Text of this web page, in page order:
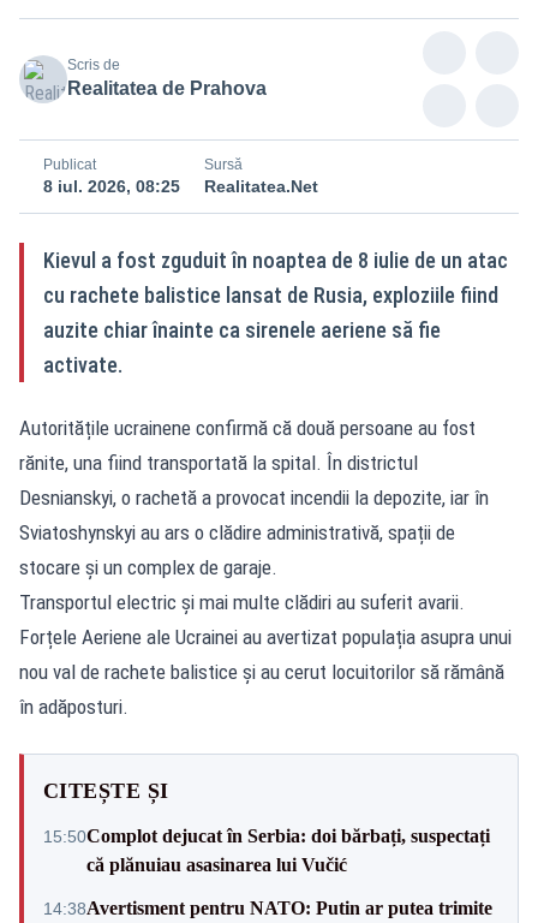
Scris de
Realitatea de Prahova
Publicat
8 iul. 2026, 08:25
Sursă
Realitatea.Net
Kievul a fost zguduit în noaptea de 8 iulie de un atac
cu rachete balistice lansat de Rusia, exploziile fiind
auzite chiar înainte ca sirenele aeriene să fie
activate.
Autoritățile ucrainene confirmă că două persoane au fost
rănite, una fiind transportată la spital. În districtul
Desnianskyi, o rachetă a provocat incendii la depozite, iar în
Sviatoshynskyi au ars o clădire administrativă, spații de
stocare și un complex de garaje.
Transportul electric și mai multe clădiri au suferit avarii.
Forțele Aeriene ale Ucrainei au avertizat populația asupra unui
nou val de rachete balistice și au cerut locuitorilor să rămână
în adăposturi.
CITEȘTE ȘI
15:50Complot dejucat în Serbia: doi bărbați, suspectați
că plănuiau asasinarea lui Vučić
14:38Avertisment pentru NATO: Putin ar putea trimite